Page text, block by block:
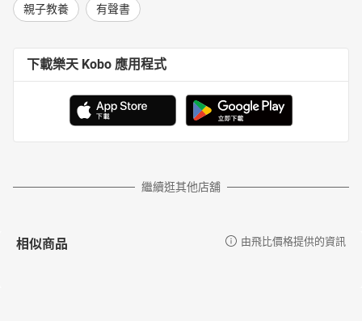
親子教養 有聲書
下載樂天 Kobo 應用程式
繼續逛其他店舖
相似商品 由飛比價格提供的資訊